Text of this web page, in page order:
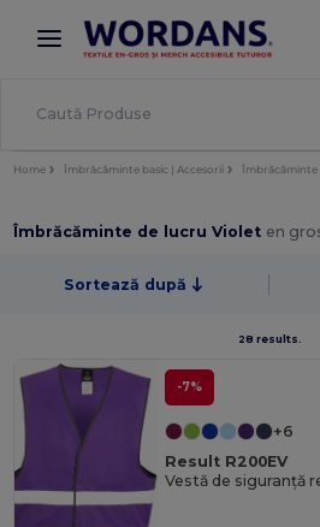
× Aplicația Wordans
Prețuri mai bune în aplicație!
Home Îmbrăcăminte basic | Accesorii Îmbrăcăminte
Îmbrăcăminte de lucru Violet en
Sortează după
28 results.
-7%
+6
Result R200EV